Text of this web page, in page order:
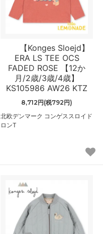
【Konges Sloejd】
ERA LS TEE OCS
FADED ROSE 【12か
月/2歳/3歳/4歳】
KS105986 AW26 KTZ
8,712円(税792円)
北欧デンマーク コンゲススロイド
ロンT